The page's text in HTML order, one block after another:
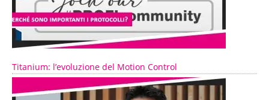
Titanium: l’evoluzione del Motion Control